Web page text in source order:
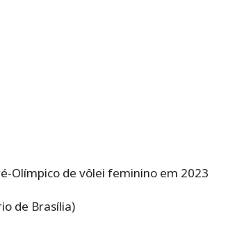
Olímpico de vôlei feminino em 2023
de Brasília)